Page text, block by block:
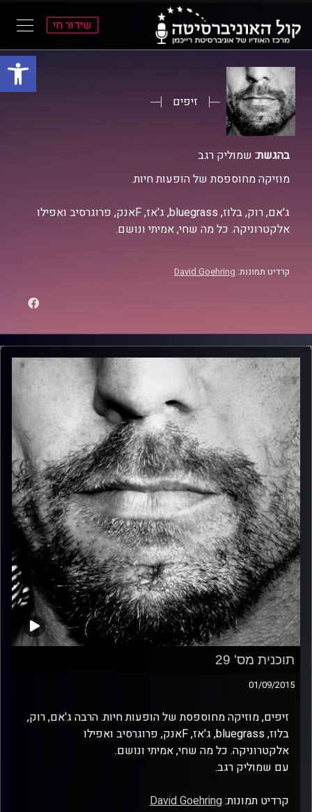
פתח
התפריט
הראשי
התוכן
הראשי
שידור חי
זיפים
בהגשת: שמוליק רגב
מוזיקה מחוספסת של הופעות חיות.
ג'אם, רוק, בלוז, bluegrass, ג'אז, Fאנק, פרוגרסיב ואפילו
אלקטרוניקה. כל מה שחי, אמיתי ונושם.
קרדיט תמונות: David Goehring
תוכנית מס' 29
01/09/2015
זיפים, מוזיקה מחוספסת של הופעות חיות. הרבה ג'אם, רוק,
בלוז, bluegrass, ג'אז, Fאנק, פרוגרסיב ואפילו
אלקטרוניקה. כל מה שחי, אמיתי ונושם.
עם שמוליק רגב.
קרדיט תמונות:David Goehring